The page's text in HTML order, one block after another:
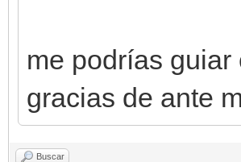
me podrías
gracias de ante
Buscar